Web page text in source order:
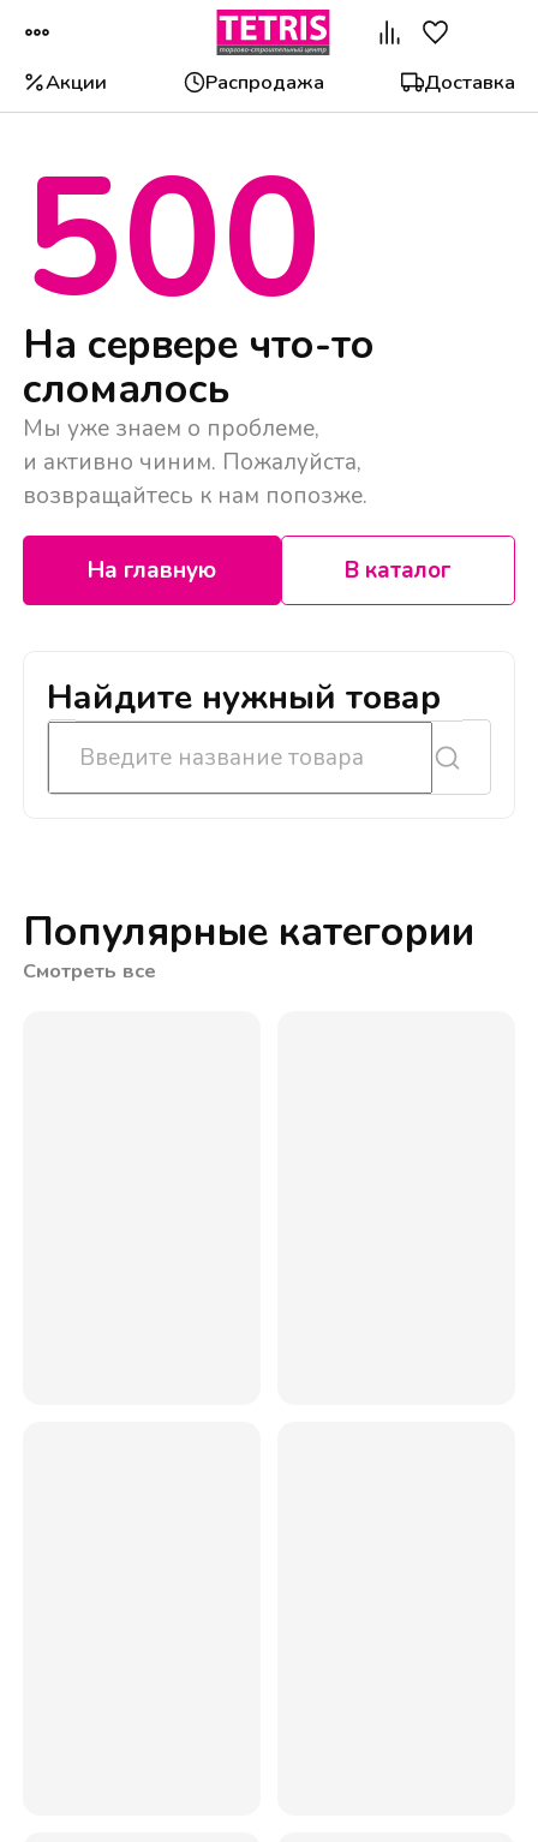
Акции Распродажа Доставка
500
На сервере что-то
сломалось
Мы уже знаем о проблеме,
и активно чиним. Пожалуйста,
возвращайтесь к нам попозже.
На главную В каталог
Найдите нужный товар
Популярные категории
Смотреть все